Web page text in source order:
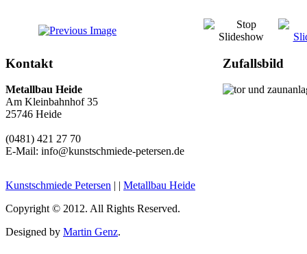
Kontakt
Metallbau Heide
Am Kleinbahnhof 35
25746 Heide
(0481) 421 27 70
E-Mail: info@kunstschmiede-petersen.de
Zufallsbild
Kunstschmiede Petersen | | Metallbau Heide
Copyright © 2012. All Rights Reserved.
Designed by Martin Genz.